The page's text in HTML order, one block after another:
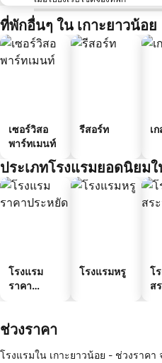
ที่พักอื่นๆ ใน เกาะยาวน้อย
เซอร์วิสอ
พาร์ทเมนท์
รีสอร์ท เ
ประเภทโรงแรมยอดนิยมใ
โรงแรม
ราคา
โรงแรมหรู
โ
ส
ช่วงราคา
โรงแรมใน เกาะยาวน้อย - ช่วงราคา